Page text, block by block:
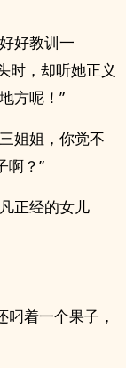
好教训一
时，却听她正义
方呢！”
姐姐，你觉不
啊？”
正经的女儿
着一个果子，